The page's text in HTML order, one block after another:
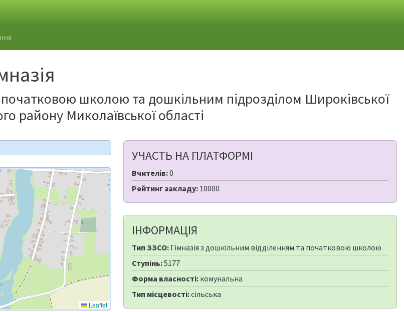
початковою школою та дошкільним підрозділом Широківської
району Миколаївської області
Leaflet
УЧАСТЬ НА ПЛАТФОРМІ
Вчителів:0
Рейтинг закладу: 10000
ІНФОРМАЦІЯ
Тип ЗЗСО: Гімназія з дошкільним відділенням та початковою школою
Ступінь:5177
Форма власності: комунальна
Тип місцевості:сільська